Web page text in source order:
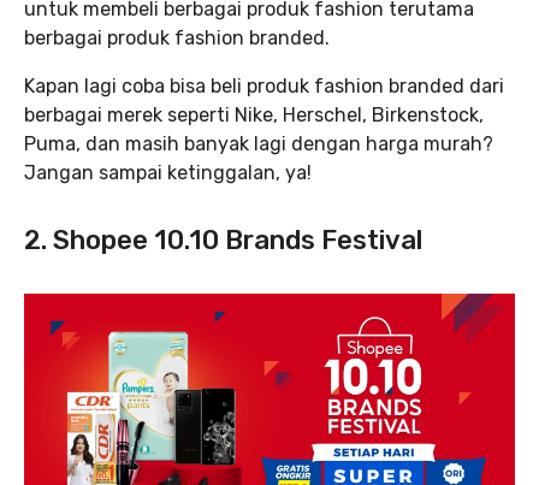
untuk membeli berbagai produk fashion terutama
berbagai produk fashion branded.
Kapan lagi coba bisa beli produk fashion branded dari
berbagai merek seperti Nike, Herschel, Birkenstock,
Puma, dan masih banyak lagi dengan harga murah?
Jangan sampai ketinggalan, ya!
2. Shopee 10.10 Brands Festival